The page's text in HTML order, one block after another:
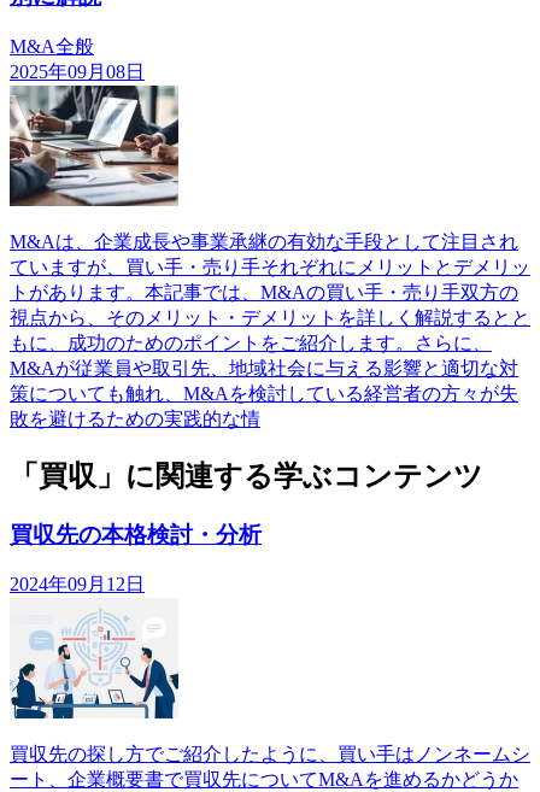
M&A全般
2025年09月08日
M&Aは、企業成長や事業承継の有効な手段として注目され
ていますが、買い手・売り手それぞれにメリットとデメリッ
トがあります。本記事では、M&Aの買い手・売り手双方の
視点から、そのメリット・デメリットを詳しく解説するとと
もに、成功のためのポイントをご紹介します。さらに、
M&Aが従業員や取引先、地域社会に与える影響と適切な対
策についても触れ、M&Aを検討している経営者の方々が失
敗を避けるための実践的な情
「買収」に関連する学ぶコンテンツ
買収先の本格検討・分析
2024年09月12日
買収先の探し方でご紹介したように、買い手はノンネームシ
ート、企業概要書で買収先についてM&Aを進めるかどうか